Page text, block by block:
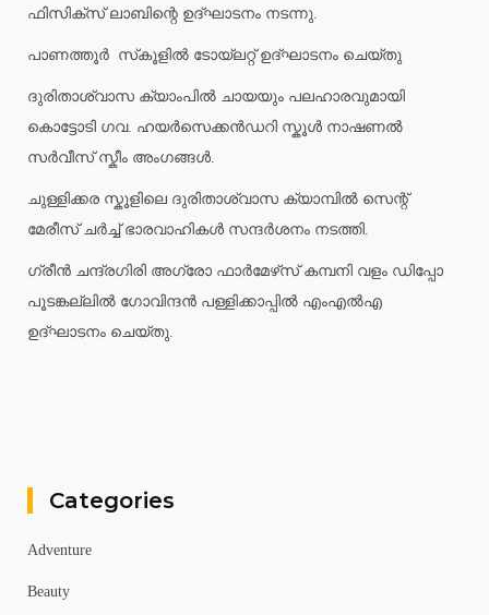
ഫിസിക്സ് ലാബിന്റെ ഉദ്ഘാടനം നടന്നു.
പാണത്തൂർ സ്‌കൂളിൽ ടോയ്ലറ്റ് ഉദ്ഘാടനം ചെയ്തു
ദുരിതാശ്വാസ ക്യാംപിൽ ചായയും പലഹാരവുമായി
കൊട്ടോടി ഗവ. ഹയർസെക്കൻഡറി സ്കൂൾ നാഷണൽ
സർവീസ് സ്കീം അംഗങ്ങൾ.
ചുള്ളിക്കര സ്കൂളിലെ ദുരിതാശ്വാസ ക്യാമ്പിൽ സെന്റ്
മേരീസ് ചർച്ച് ഭാരവാഹികൾ സന്ദർശനം നടത്തി.
ഗ്രീൻ ചന്ദ്രഗിരി അഗ്രോ ഫാർമേഴ്‌സ് കമ്പനി വളം ഡിപ്പോ
പൂടങ്കല്ലിൽ ഗോവിന്ദൻ പള്ളിക്കാപ്പിൽ എംഎൽഎ
ഉദ്ഘാടനം ചെയ്തു.
Categories
Adventure
Beauty